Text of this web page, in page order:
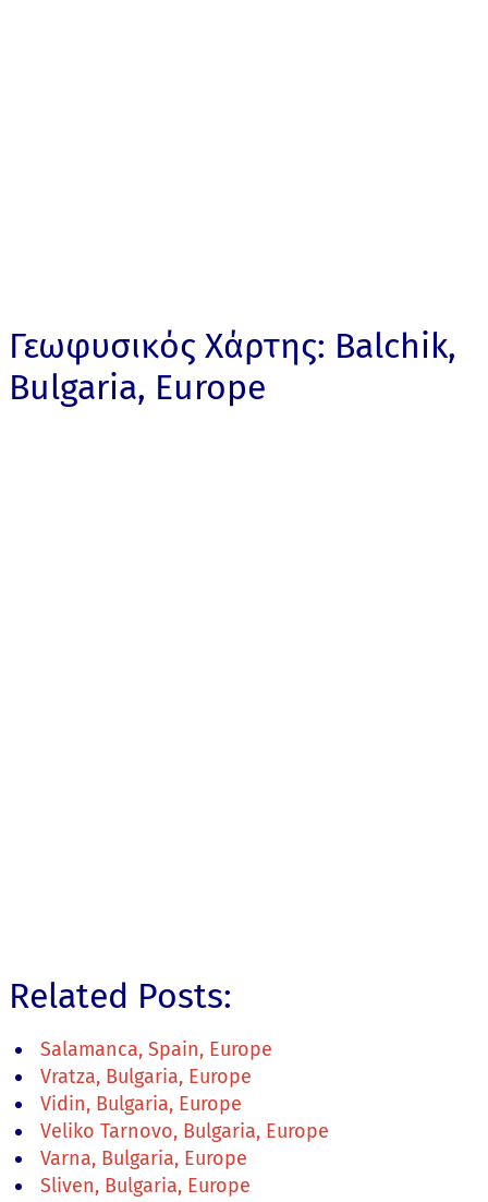
Γεωφυσικός Χάρτης: Balchik,
Bulgaria, Europe
Related Posts:
Salamanca, Spain, Europe
Vratza, Bulgaria, Europe
Vidin, Bulgaria, Europe
Veliko Tarnovo, Bulgaria, Europe
Varna, Bulgaria, Europe
Sliven, Bulgaria, Europe